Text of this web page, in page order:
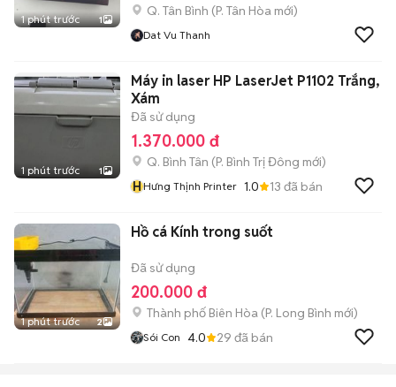
1 phút trước 1
Q. Tân Bình (P. Tân Hòa mới)
Dat Vu Thanh
1 phút trước 1
Máy in laser HP LaserJet P1102 Trắng,
Xám
Đã sử dụng
1.370.000 đ
Q. Bình Tân (P. Bình Trị Đông mới)
HHưng Thịnh Printer 1.0 13 đã bán
1 phút trước 2
Hồ cá Kính trong suốt
Đã sử dụng
200.000 đ
Thành phố Biên Hòa (P. Long Bình mới)
Sói Con 4.0 29 đã bán